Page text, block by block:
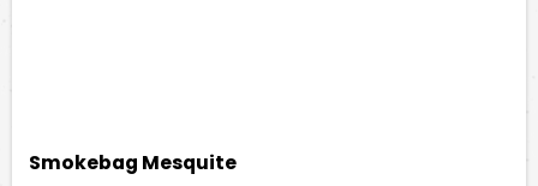
Smokebag Mesquite